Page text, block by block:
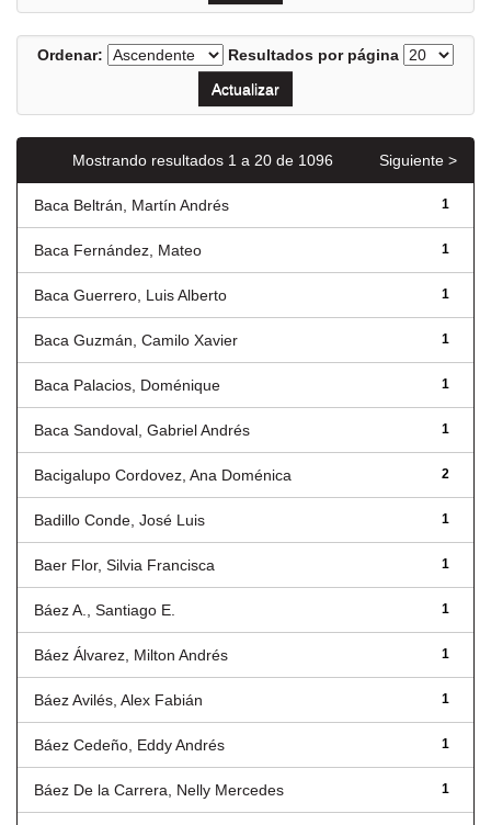
Ordenar: Resultados por página
Mostrando resultados 1 a 20 de 1096 Siguiente >
Baca Beltrán, Martín Andrés 1
Baca Fernández, Mateo 1
Baca Guerrero, Luis Alberto 1
Baca Guzmán, Camilo Xavier 1
Baca Palacios, Doménique 1
Baca Sandoval, Gabriel Andrés 1
Bacigalupo Cordovez, Ana Doménica 2
Badillo Conde, José Luis 1
Baer Flor, Silvia Francisca 1
Báez A., Santiago E. 1
Báez Álvarez, Milton Andrés 1
Báez Avilés, Alex Fabián 1
Báez Cedeño, Eddy Andrés 1
Báez De la Carrera, Nelly Mercedes 1